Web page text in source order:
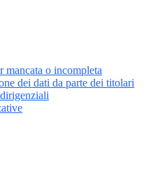
mancata o incompleta
dei dati da parte dei titolari